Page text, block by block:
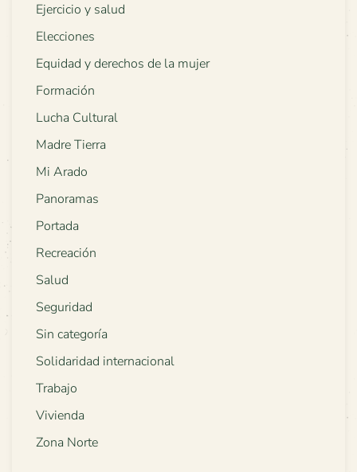
Ejercicio y salud
Elecciones
Equidad y derechos de la mujer
Formación
Lucha Cultural
Madre Tierra
Mi Arado
Panoramas
Portada
Recreación
Salud
Seguridad
Sin categoría
Solidaridad internacional
Trabajo
Vivienda
Zona Norte